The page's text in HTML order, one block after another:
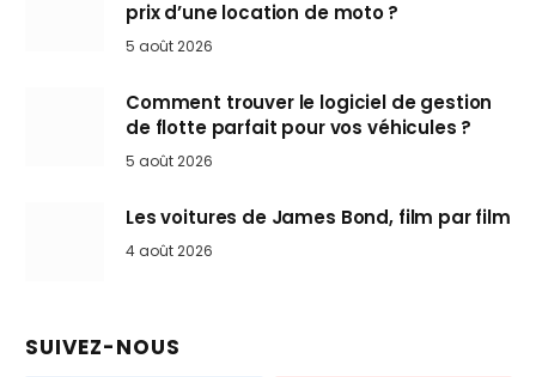
prix d’une location de moto ?
5 août 2026
Comment trouver le logiciel de gestion
de flotte parfait pour vos véhicules ?
5 août 2026
Les voitures de James Bond, film par film
4 août 2026
SUIVEZ-NOUS